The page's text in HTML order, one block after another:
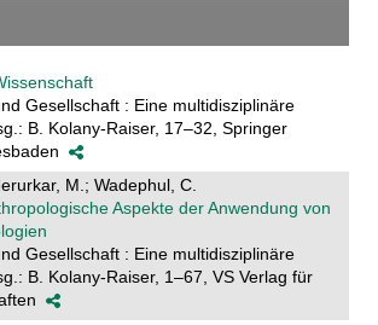
Gesellschaft : Eine multidisziplinäre
B. Kolany-Raiser, 17–32, Springer
M.; Wadephul, C.
Aspekte der Anwendung von
Gesellschaft : Eine multidisziplinäre
B. Kolany-Raiser, 1–67, VS Verlag für